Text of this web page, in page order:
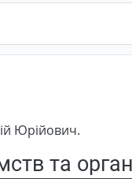
Юрійович.
та